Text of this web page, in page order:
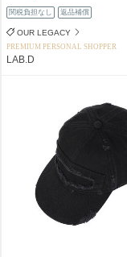
関税負担なし 返品補償
OUR LEGACY
PREMIUM PERSONAL SHOPPER
LAB.D